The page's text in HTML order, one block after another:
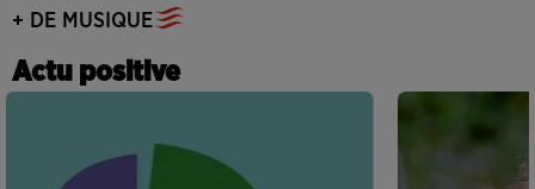
+ DE MUSIQUE
Actu positive